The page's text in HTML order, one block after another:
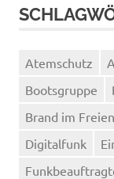
Atemschutz
Bootsgruppe
Brand im Freien
Digitalfunk